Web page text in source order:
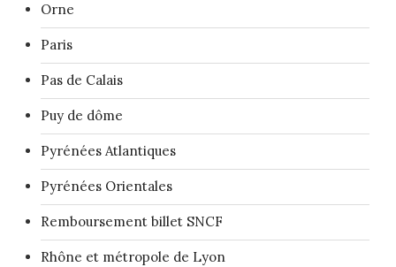
Orne
Paris
Pas de Calais
Puy de dôme
Pyrénées Atlantiques
Pyrénées Orientales
Remboursement billet SNCF
Rhône et métropole de Lyon